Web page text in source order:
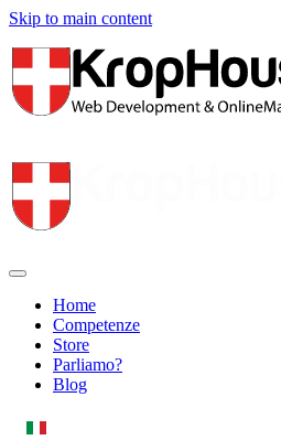
Skip to main content
Home
Competenze
Store
Parliamo?
Blog